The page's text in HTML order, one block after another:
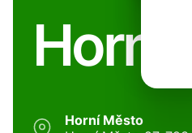
Horní
Horní Město